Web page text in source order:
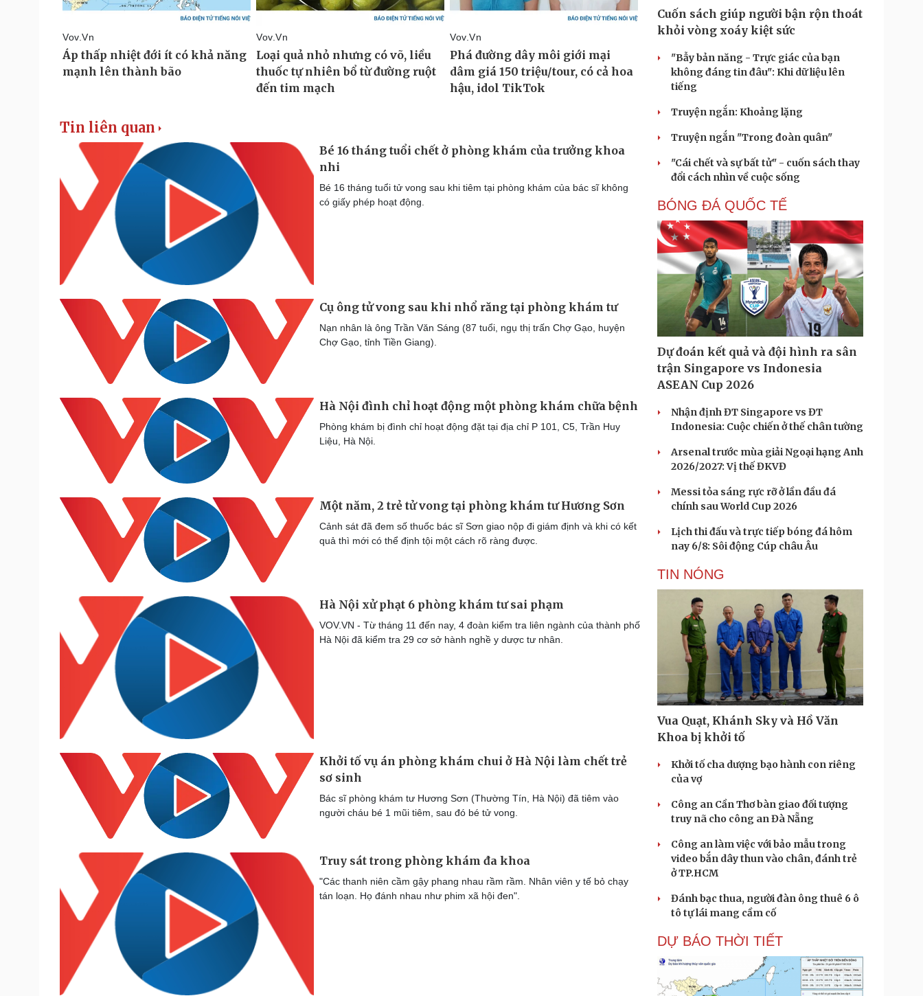
Tin liên quan
Bé 16 tháng tuổi chết ở phòng khám của trưởng khoa
nhi
Bé 16 tháng tuổi tử vong sau khi tiêm tại phòng khám của bác sĩ không
có giấy phép hoạt động.
Cụ ông tử vong sau khi nhổ răng tại phòng khám tư
Nạn nhân là ông Trần Văn Sáng (87 tuổi, ngụ thị trấn Chợ Gạo, huyện
Chợ Gạo, tỉnh Tiền Giang).
Hà Nội đình chỉ hoạt động một phòng khám chữa bệnh
Phòng khám bị đình chỉ hoạt động đặt tại địa chỉ P 101, C5, Trần Huy
Liệu, Hà Nội.
Một năm, 2 trẻ tử vong tại phòng khám tư Hương Sơn
Cảnh sát đã đem số thuốc bác sĩ Sơn giao nộp đi giám định và khi có kết
quả thì mới có thể định tội một cách rõ ràng được.
Hà Nội xử phạt 6 phòng khám tư sai phạm
VOV.VN - Từ tháng 11 đến nay, 4 đoàn kiểm tra liên ngành của thành phố
Hà Nội đã kiểm tra 29 cơ sở hành nghề y dược tư nhân.
Khởi tố vụ án phòng khám chui ở Hà Nội làm chết trẻ
sơ sinh
Bác sĩ phòng khám tư Hương Sơn (Thường Tín, Hà Nội) đã tiêm vào
người cháu bé 1 mũi tiêm, sau đó bé tử vong.
Truy sát trong phòng khám đa khoa
"Các thanh niên cầm gậy phang nhau rầm rầm. Nhân viên y tế bỏ chạy
tán loạn. Họ đánh nhau như phim xã hội đen".
Cuốn sách giúp người bận rộn thoát
khỏi vòng xoáy kiệt sức
"Bẫy bản năng - Trực giác của bạn
không đáng tin đâu": Khi dữ liệu lên
tiếng
Truyện ngắn: Khoảng lặng
Truyện ngắn "Trong đoàn quân"
"Cái chết và sự bất tử" - cuốn sách thay
đổi cách nhìn về cuộc sống
BÓNG ĐÁ QUỐC TẾ
Dự đoán kết quả và đội hình ra sân
trận Singapore vs Indonesia
ASEAN Cup 2026
Nhận định ĐT Singapore vs ĐT
Indonesia: Cuộc chiến ở thế chân tường
Arsenal trước mùa giải Ngoại hạng Anh
2026/2027: Vị thế ĐKVĐ
Messi tỏa sáng rực rỡ ở lần đầu đá
chính sau World Cup 2026
Lịch thi đấu và trực tiếp bóng đá hôm
nay 6/8: Sôi động Cúp châu Âu
TIN NÓNG
Vua Quạt, Khánh Sky và Hồ Văn
Khoa bị khởi tố
Khởi tố cha dượng bạo hành con riêng
của vợ
Công an Cần Thơ bàn giao đối tượng
truy nã cho công an Đà Nẵng
Công an làm việc với bảo mẫu trong
video bắn dây thun vào chân, đánh trẻ
ở TP.HCM
Đánh bạc thua, người đàn ông thuê 6 ô
tô tự lái mang cầm cố
DỰ BÁO THỜI TIẾT